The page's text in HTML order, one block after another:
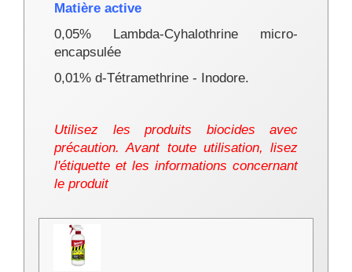
Matière active
0,05% Lambda-Cyhalothrine micro-
encapsulée
0,01% d-Tétramethrine - Inodore.
Utilisez les produits biocides avec
précaution. Avant toute utilisation, lisez
l'étiquette et les informations concernant
le produit